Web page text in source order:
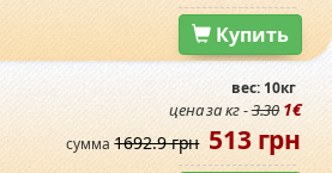
Купить
вес: 10кг
цена за кг -3.30 1€
сумма1692.9 грн 513 грн